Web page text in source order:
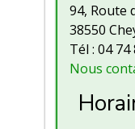
94, Route
38550
Tél : 04 74
Nous